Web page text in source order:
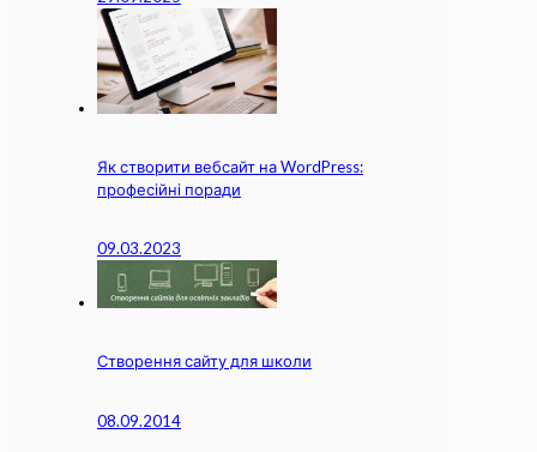
Як створити вебсайт на WordPress:
професійні поради
09.03.2023
Створення сайту для школи
08.09.2014